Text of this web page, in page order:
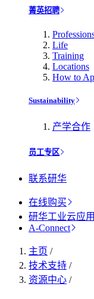
菁英招聘
Life
Training
Locations
How to
Sustainability
产学合作
员工专区
联系研华
在线购买
研华工业云应
A-Connect
主页 /
技术支持 /
资源中心 /